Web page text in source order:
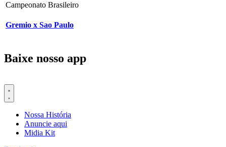
Campeonato Brasileiro
Gremio x Sao Paulo
Baixe nosso app
Nossa História
Anuncie aqui
Midia Kit